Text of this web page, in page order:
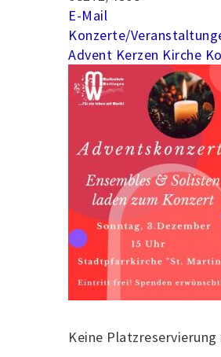
E-Mail
Konzerte/
Advent Kerzen Kirche
Keine